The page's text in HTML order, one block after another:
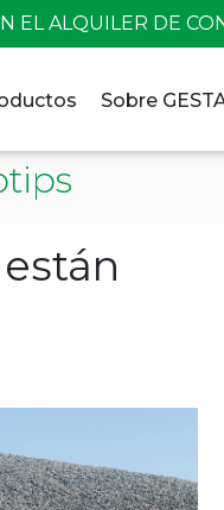
EL ALQUILER DE
Sobre